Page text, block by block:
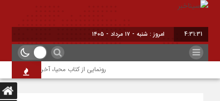
4:31:32 امروز : شنبه - ۱۷ مرداد - ۱۴۰۵
رونمایی از کتاب محیا، آخرین اثر نویسنده